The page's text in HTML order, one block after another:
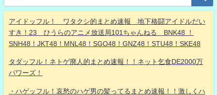
アイドッフル！ ワタクシ的まとめ速報 地下格闘アイドルだい
すき！23 ひうらのアニメ放送局101ちゃんねる BNK48 ！
SNH48！JKT48！MNL48！SGO48！GNZ48！STU48！SKE48
タダッフル！ネトゲ廃人的まとめ速報！！ネット乞食DE2000万
パワーズ！
・ハゲッフル！哀愁のハゲ男の髪ってるまとめ速報！！激しくハ